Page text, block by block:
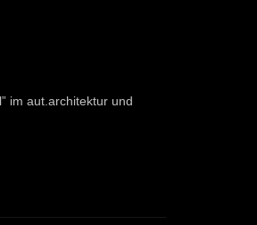
im aut.architektur und